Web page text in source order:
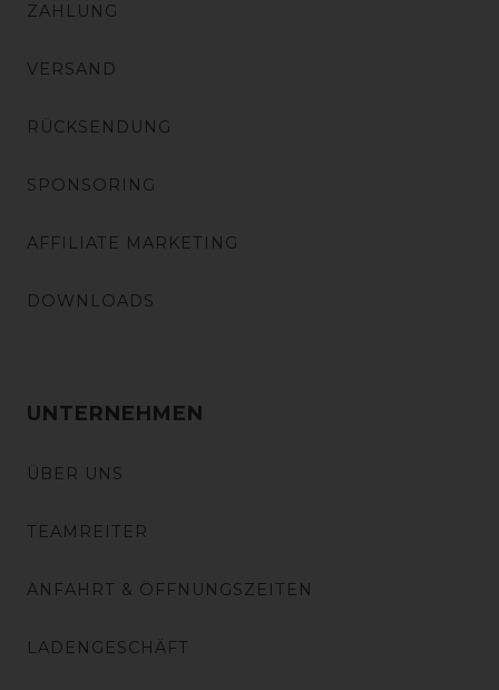
ZAHLUNG
VERSAND
RÜCKSENDUNG
SPONSORING
AFFILIATE MARKETING
DOWNLOADS
UNTERNEHMEN
ÜBER UNS
TEAMREITER
ANFAHRT & ÖFFNUNGSZEITEN
LADENGESCHÄFT